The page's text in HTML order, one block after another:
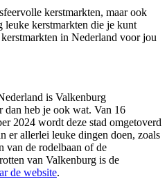
kerstmarkten, maar ook
leuke kerstmarkten die je kunt
in Nederland voor jou
is Valkenburg
dan heb je ook wat. Van 16
2024 wordt deze stad omgetoverd
er allerlei leuke dingen doen, zoals
van de rodelbaan of de
van Valkenburg is de
de website.